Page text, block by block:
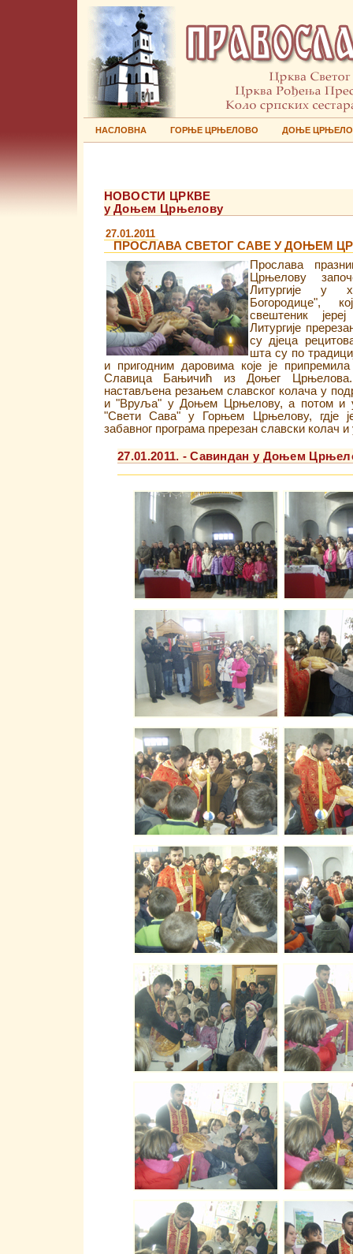
НАСЛОВНА ГОРЊЕ ЦРЊЕЛОВО ДОЊЕ
НОВОСТИ ЦРКВЕ
у Доњем Црњелову
27.01.2011
ПРОСЛАВА СВЕТОГ САВЕ У ДОЊЕМ
Прослава
Црњелову
Литургије у
Богородице",
свештеник
Литургије
су дјеца
шта су по
и пригодним даровима које је
Славица Бањичић из Доњег Црњелова.
настављена резањем славског колача у
и "Вруља" у Доњем Црњелову, а потом и у
"Свети Сава" у Горњем Црњелову, гдје
забавног програма пререзан славски колач
27.01.2011. - Савиндан у Доњем